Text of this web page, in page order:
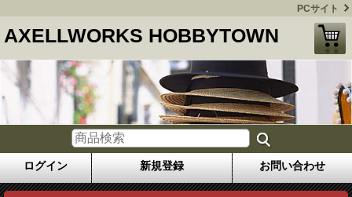
PCサイト
AXELLWORKS HOBBYTOWN
ログイン 新規登録 お問い合わせ